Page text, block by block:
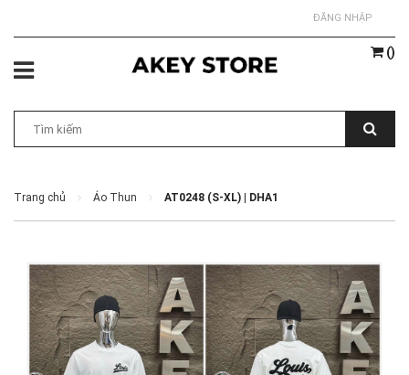
ĐĂNG NHẬP
()
Trang chủ Áo Thun AT0248 (S-XL) | DHA1